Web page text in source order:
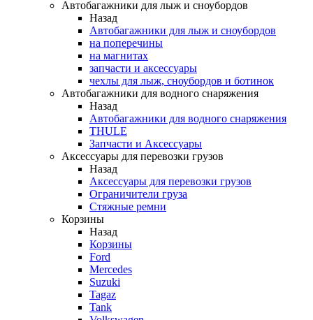
Автобагажники для лыж и сноубордов
Назад
Автобагажники для лыж и сноубордов
на поперечины
на магнитах
запчасти и аксессуары
чехлы для лыж, сноубордов и ботинок
Автобагажники для водного снаряжения
Назад
Автобагажники для водного снаряжения
THULE
Запчасти и Аксессуары
Аксессуары для перевозки грузов
Назад
Аксессуары для перевозки грузов
Ограничители груза
Стяжные ремни
Корзины
Назад
Корзины
Ford
Mercedes
Suzuki
Tagaz
Tank